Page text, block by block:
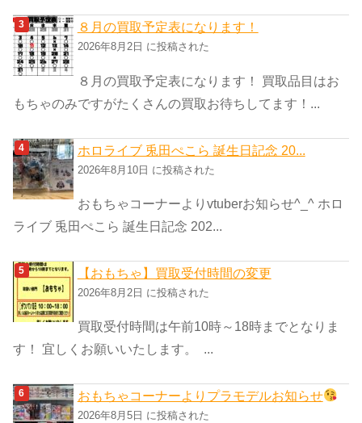
８月の買取予定表になります！
2026年8月2日 に投稿された
８月の買取予定表になります！ 買取品目はお
もちゃのみですがたくさんの買取お待ちしてます！...
ホロライブ 兎田ぺこら 誕生日記念 20...
2026年8月10日 に投稿された
おもちゃコーナーよりvtuberお知らせ^_^ ホロ
ライブ 兎田ぺこら 誕生日記念 202...
【おもちゃ】買取受付時間の変更
2026年8月2日 に投稿された
買取受付時間は午前10時～18時までとなりま
す！ 宜しくお願いいたします。 ...
おもちゃコーナーよりプラモデルお知らせ
2026年8月5日 に投稿された